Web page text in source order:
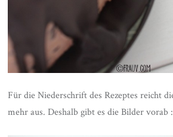
Für die Niederschrift des Rezeptes reicht
mehr aus. Deshalb gibt es die Bilder vorab